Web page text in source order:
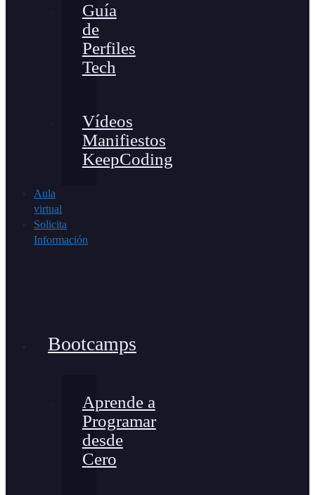
Guía
de
Perfiles
Tech
Vídeos
Manifiestos
KeepCoding
Aula
virtual
Solicita
Información
Bootcamps
Aprende a
Programar
desde
Cero